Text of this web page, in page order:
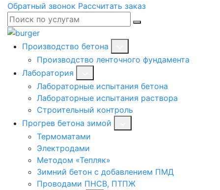
Обратный звонок Рассчитать заказ
Производство бетона
Производство ленточного фундамента
Лаборатория
Лабораторные испытания бетона
Лабораторные испытания раствора
Строительный контроль
Прогрев бетона зимой
Термоматами
Электродами
Методом «Тепляк»
Зимний бетон с добавлением ПМД
Проводами ПНСВ, ПТПЖ